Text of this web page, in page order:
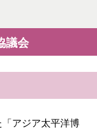
議会
アジア太平洋博